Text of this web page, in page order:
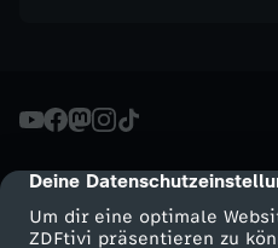
cmp-dialog-description
Deine
Um dir eine optimale
ZDFtivi präsentieren zu
m
2